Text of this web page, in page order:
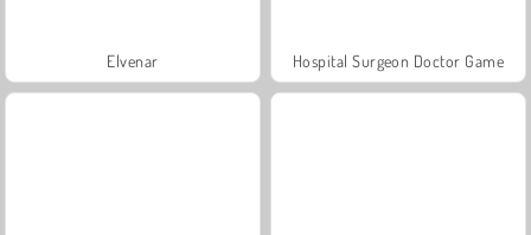
Elvenar Hospital Surgeon Doctor Game